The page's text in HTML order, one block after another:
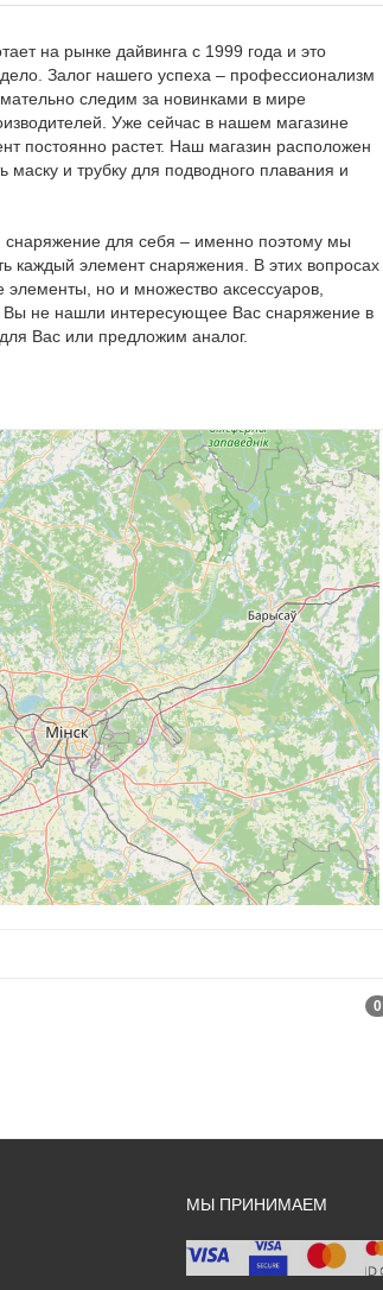
на рынке дайвинга с 1999 года и это
Залог нашего успеха – профессионализм
следим за новинками в мире
Уже сейчас в нашем магазине
постоянно растет. Наш магазин расположен
маску и трубку для подводного плавания и
для себя – именно поэтому мы
каждый элемент снаряжения. В этих вопросах
но и множество аксессуаров,
не нашли интересующее Вас снаряжение в
Вас или предложим аналог.
0
МЫ ПРИНИМАЕМ